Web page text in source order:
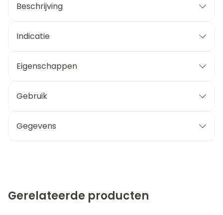
Beschrijving
Indicatie
Eigenschappen
Gebruik
Gegevens
Gerelateerde producten